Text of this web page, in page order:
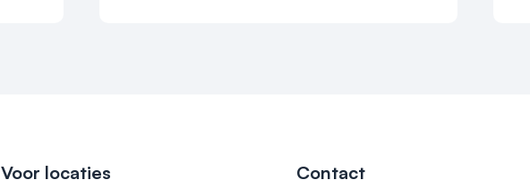
Voor locaties Contact